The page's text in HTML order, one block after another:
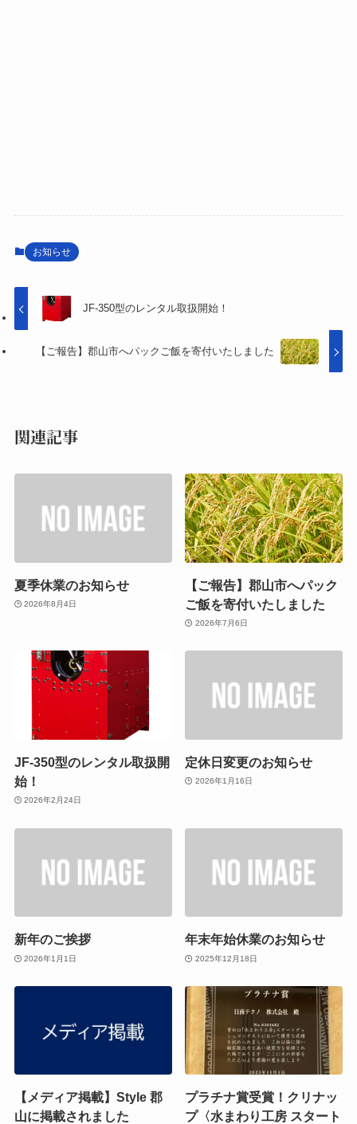
お知らせ
JF-350型のレンタル取扱開始！
【ご報告】郡山市へパックご飯を寄付いたしました
関連記事
夏季休業のお知らせ
2026年8月4日
【ご報告】郡山市へパック
ご飯を寄付いたしました
2026年7月6日
JF-350型のレンタル取扱開
始！
2026年2月24日
定休日変更のお知らせ
2026年1月16日
新年のご挨拶
2026年1月1日
年末年始休業のお知らせ
2025年12月18日
【メディア掲載】Style 郡
山に掲載されました
プラチナ賞受賞！クリナッ
プ〈水まわり工房 スタート